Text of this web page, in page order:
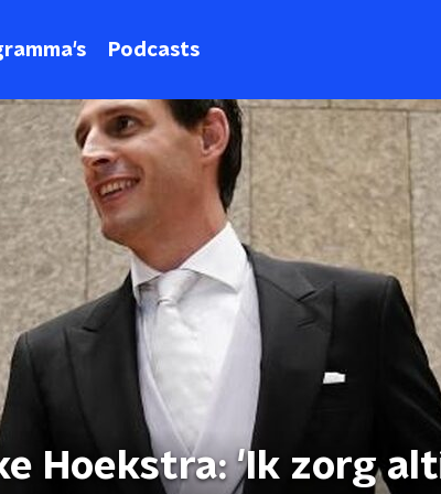
Podcasts
Hoekstra: 'Ik zorg